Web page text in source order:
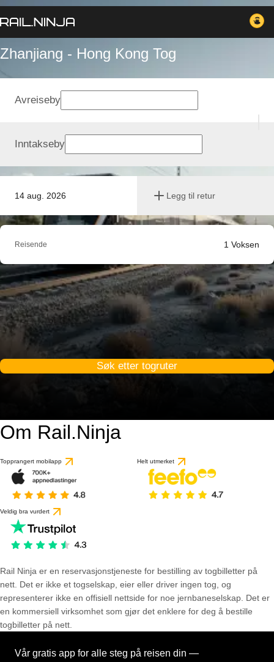
Zhanjiang - Hong Kong Tog
14 aug. 2026 Legg til retur
Avreiseby
Inntakseby
Reisende 1 Voksen
Søk etter togruter
Om Rail.Ninja
Topprangert mobilapp Helt utmerket
Veldig bra vurdert
Rail Ninja er en reservasjons­tjeneste for bestilling av togbilletter på
nett. Det er ikke et togselskap, eier eller driver ingen tog, og
representerer ikke en offisiell nettside for noe jernbaneselskap. Det er
en kommersiell virksomhet som gjør det enklere for deg å bestille
togbilletter på nett.
Vår gratis app for alle steg på reisen din —